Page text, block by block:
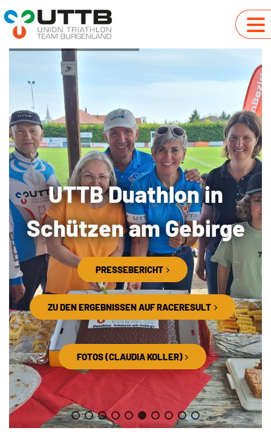
UTTB Duathlon in
Schützen am Gebirge
PRESSEBERICHT
ZU DEN ERGEBNISSEN AUF RACERESULT
FOTOS (CLAUDIA KOLLER)